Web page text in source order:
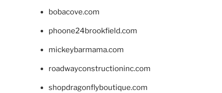
bobacove.com
phoone24brookfield.com
mickeybarmama.com
roadwayconstructioninc.com
shopdragonflyboutique.com